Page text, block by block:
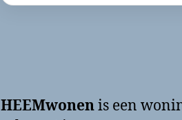
HEEMwonenis een